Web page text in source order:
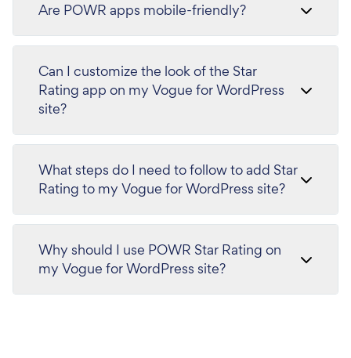
Are POWR apps mobile-friendly?
Can I customize the look of the Star
Rating app on my Vogue for WordPress
site?
What steps do I need to follow to add Star
Rating to my Vogue for WordPress site?
Why should I use POWR Star Rating on
my Vogue for WordPress site?